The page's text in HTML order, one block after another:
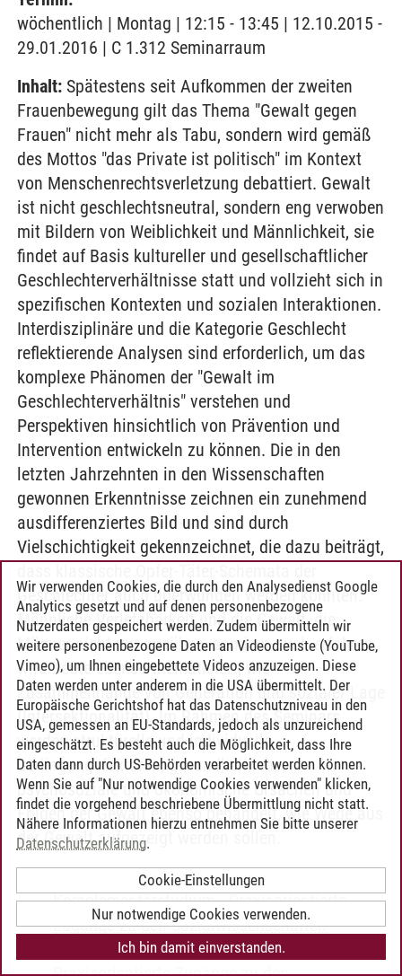
wöchentlich | Montag | 12:15 - 13:45 | 12.10.2015 -
29.01.2016 | C 1.312 Seminarraum
Inhalt: Spätestens seit Aufkommen der zweiten
Frauenbewegung gilt das Thema "Gewalt gegen
Frauen" nicht mehr als Tabu, sondern wird gemäß
des Mottos "das Private ist politisch" im Kontext
von Menschenrechtsverletzung debattiert. Gewalt
ist nicht geschlechtsneutral, sondern eng verwoben
mit Bildern von Weiblichkeit und Männlichkeit, sie
findet auf Basis kultureller und gesellschaftlicher
Geschlechterverhältnisse statt und vollzieht sich in
spezifischen Kontexten und sozialen Interaktionen.
Interdisziplinäre und die Kategorie Geschlecht
reflektierende Analysen sind erforderlich, um das
komplexe Phänomen der "Gewalt im
Geschlechterverhältnis" verstehen und
Perspektiven hinsichtlich von Prävention und
Intervention entwickeln zu können. Die in den
letzten Jahrzehnten in den Wissenschaften
gewonnen Erkenntnisse zeichnen ein zunehmend
ausdifferenziertes Bild und sind durch
Vielschichtigkeit gekennzeichnet, die dazu beiträgt,
Geschlechter auch überwunden werden konnten.
Männliche Verletzbarkeit und die Gewalt, die
Männer nicht nur ausüben, sondern auch erfahren,
wird heute ebenso thematisiert, wie
Zusammenhänge von Generation und sozialer Lage
(Intersektionalität). Im Rahmen des Seminars
werden strukturelle und individuelle
Bedingungsfaktoren, gesundheitliche,
psychosoziale und ökonomische Ursachen und
Folgen der Gewalt ebenso behandelt, wie Wege aus
der Gewalt aufgezeigt werden sollen.
Berufliche Bildung in der Sozialpädagogik
Komplementärstudium-Praxisorientierte
Zugänge zu den Sozialwissenschaften
Lehren und Lernen-Komplementärstudium
Wir verwenden Cookies, die durch den Analysedienst Google
Analytics gesetzt und auf denen personenbezogene
Nutzerdaten gespeichert werden. Zudem übermitteln wir
weitere personenbezogene Daten an Videodienste (YouTube,
Vimeo), um Ihnen eingebettete Videos anzuzeigen. Diese
Daten werden unter anderem in die USA übermittelt. Der
Europäische Gerichtshof hat das Datenschutzniveau in den
USA, gemessen an EU-Standards, jedoch als unzureichend
eingeschätzt. Es besteht auch die Möglichkeit, dass Ihre
Daten dann durch US-Behörden verarbeitet werden können.
Wenn Sie auf "Nur notwendige Cookies verwenden" klicken,
findet die vorgehend beschriebene Übermittlung nicht statt.
Nähere Informationen hierzu entnehmen Sie bitte unserer
Datenschutzerklärung.
Cookie-Einstellungen
Nur notwendige Cookies verwenden.
Ich bin damit einverstanden.